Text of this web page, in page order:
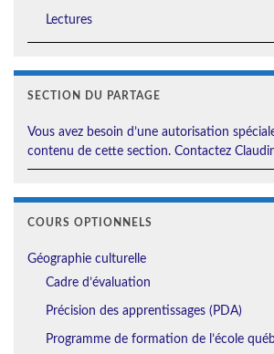
Lectures
SECTION DU PARTAGE
Vous avez besoin d’une autorisation
contenu de cette section. Contactez
COURS OPTIONNELS
Géographie culturelle
Cadre d’évaluation
Précision des apprentissages (PDA)
Programme de formation de l’école